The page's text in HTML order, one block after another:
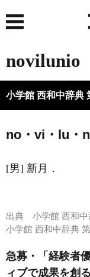
novilunio
小学館 西和中辞典
no・vi・lu・
[男] 新月．
出典 小学館 西和中
小学館 西和中辞典
急募・「経験者
ィブで成果を創